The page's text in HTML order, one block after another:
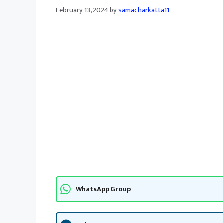
February 13, 2024bysamacharkatta11
WhatsApp Group